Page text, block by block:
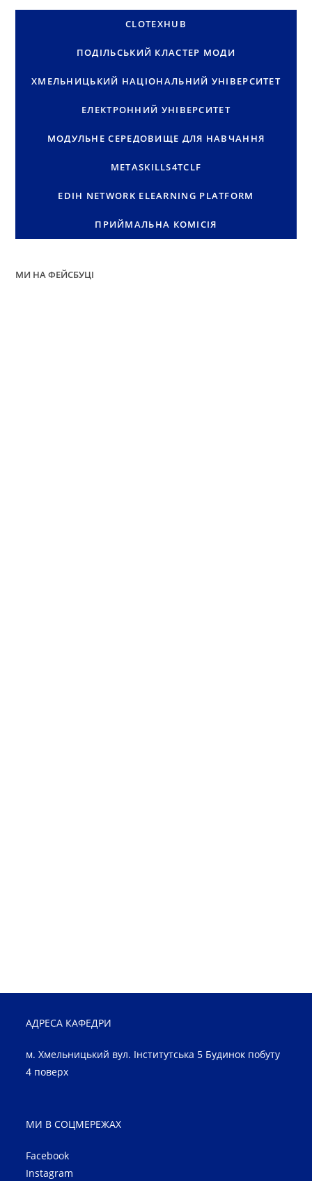
CLOTEXHUB
ПОДІЛЬСЬКИЙ КЛАСТЕР МОДИ
ХМЕЛЬНИЦЬКИЙ НАЦІОНАЛЬНИЙ УНІВЕРСИТЕТ
ЕЛЕКТРОННИЙ УНІВЕРСИТЕТ
МОДУЛЬНЕ СЕРЕДОВИЩЕ ДЛЯ НАВЧАННЯ
METASKILLS4TCLF
EDIH NETWORK ELEARNING PLATFORM
ПРИЙМАЛЬНА КОМІСІЯ
МИ НА ФЕЙСБУЦІ
АДРЕСА КАФЕДРИ
м. Хмельницький вул. Інститутська 5 Будинок побуту
4 поверх
МИ В СОЦМЕРЕЖАХ
Facebook
Instagram